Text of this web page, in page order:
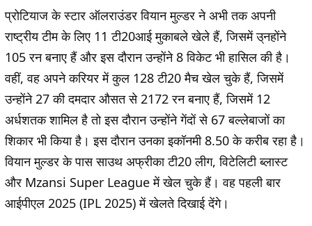
प्रोटियाज के स्टार ऑलराउंडर वियान मुल्डर ने अभी तक अपनी
राष्ट्रीय टीम के लिए 11 टी20आई मुकाबले खेले हैं, जिसमें उ्नहोंने
105 रन बनाए हैं और इस दौरान उन्होंने 8 विकेट भी हासिल की है।
वहीं, वह अपने करियर में कुल 128 टी20 मैच खेल चुके हैं, जिसमें
उन्होंने 27 की दमदार औसत से 2172 रन बनाए हैं, जिसमें 12
अर्धशतक शामिल है तो इस दौरान उन्होंने गेंदों से 67 बल्लेबाजों का
शिकार भी किया है। इस दौरान उनका इकॉनमी 8.50 के करीब रहा है।
वियान मुल्डर के पास साउथ अफ्रीका टी20 लीग, विटेलिटी ब्लास्ट
और Mzansi Super League में खेल चुके हैं। वह पहली बार
आईपीएल 2025 (IPL 2025) में खेलते दिखाई देंगे।